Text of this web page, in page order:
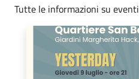
Tutte le informazioni su eventi